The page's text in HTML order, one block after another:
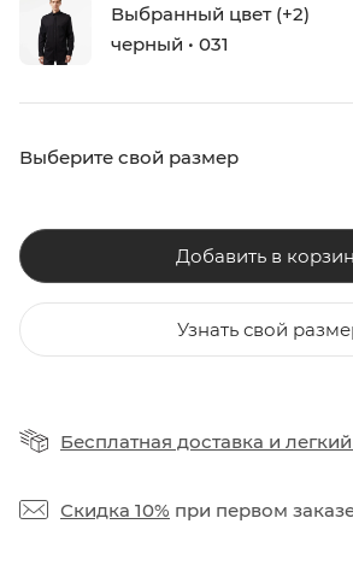
Выбранный цвет (+2)
черный • 031
Выберите свой размер
Добавить в
Узнать свой
Бесплатная доставка и
Скидка 10% при первом